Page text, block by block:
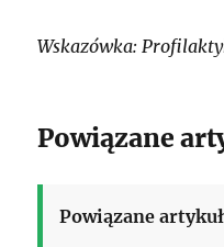
Wskazówka:
Powiązane
Powiązane